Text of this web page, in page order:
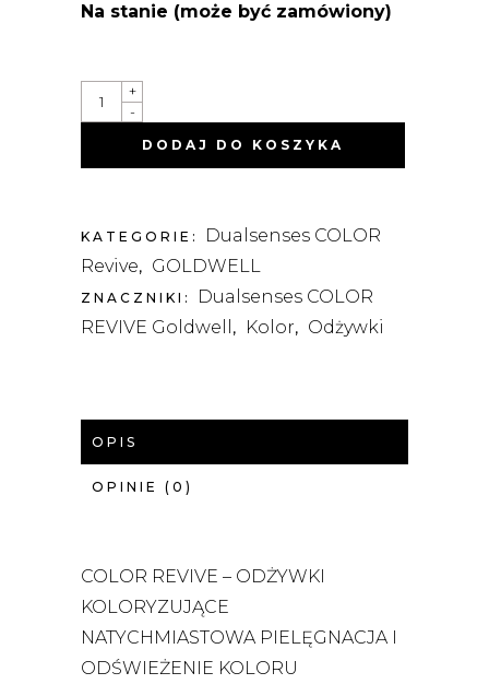
Na stanie (może być zamówiony)
COLOR
REVIVE
ODŻYWKA
KOLORYZUJĄCA
CHŁODNA
CZERWIEŃ
-
+
DODAJ DO KOSZYKA
KATEGORIE:
Dualsenses COLOR
Revive, GOLDWELL
ZNACZNIKI:
Dualsenses COLOR
REVIVE Goldwell
, Kolor, Odżywki
OPIS
OPINIE (0)
COLOR REVIVE – ODŻYWKI
KOLORYZUJĄCE
NATYCHMIASTOWA PIELĘGNACJA I
ODŚWIEŻENIE KOLORU